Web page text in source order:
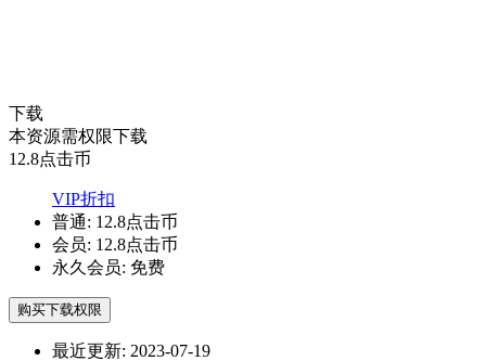
下载
本资源需权限下载
12.8点击币
VIP折扣
普通: 12.8点击币
会员: 12.8点击币
永久会员: 免费
购买下载权限
最近更新: 2023-07-19